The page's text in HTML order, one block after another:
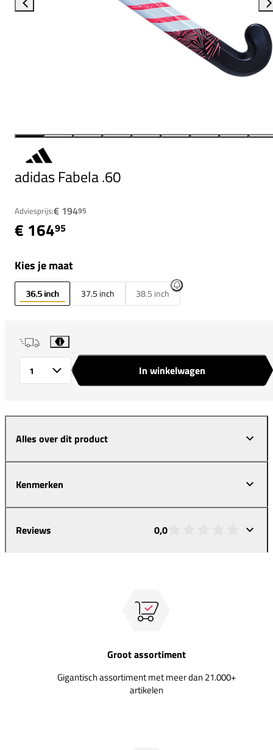
adidas Fabela .60
Adviesprijs:€ 19495
€ 16495
Kies je maat
36.5 inch 37.5 inch 38.5 inch
i
In winkelwagen
Alles over dit product
Kenmerken
Reviews 0,0
Groot assortiment
Gigantisch assortiment met meer dan 21.000+
artikelen